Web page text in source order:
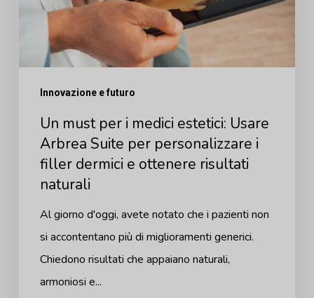
medici
estetici:
Usare
Suite
personalizzare
dermici
ottenere
risultati
Innovazione e futuro
Un must per i medici estetici: Usare
Arbrea Suite per personalizzare i
filler dermici e ottenere risultati
naturali
Al giorno d'oggi, avete notato che i pazienti non
si accontentano più di miglioramenti generici.
Chiedono risultati che appaiano naturali,
armoniosi e...